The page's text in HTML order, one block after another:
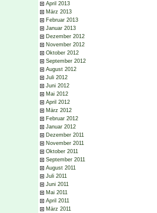
April 2013
März 2013
Februar 2013
Januar 2013
Dezember 2012
November 2012
Oktober 2012
September 2012
August 2012
Juli 2012
Juni 2012
Mai 2012
April 2012
März 2012
Februar 2012
Januar 2012
Dezember 2011
November 2011
Oktober 2011
September 2011
August 2011
Juli 2011
Juni 2011
Mai 2011
April 2011
März 2011